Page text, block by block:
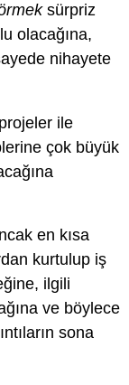
sürpriz
olacağına,
nihayete
ile
çok büyük
en kısa
kurtulup iş
ilgili
ve böylece
sona